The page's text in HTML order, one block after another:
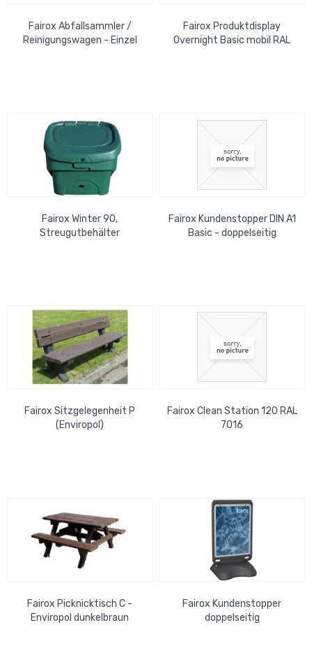
Fairox Abfallsammler /
Reinigungswagen - Einzel
Fairox Produktdisplay
Overnight Basic mobil RAL
Fairox Winter 90,
Streugutbehälter
Fairox Kundenstopper DIN A1
Basic - doppelseitig
Fairox Sitzgelegenheit P
(Enviropol)
Fairox Clean Station 120 RAL
7016
Fairox Picknicktisch C -
Enviropol dunkelbraun
Fairox Kundenstopper
doppelseitig